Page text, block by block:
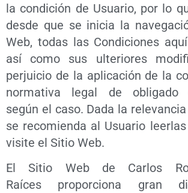
la condición de Usuario, por lo
desde que se inicia la
Web, todas las Condiciones
así como sus ulteriores
perjuicio de la aplicación de la
normativa legal de obligado
según el caso. Dada la
se recomienda al Usuario
visite el Sitio Web.
El Sitio Web de Carlos
Raíces proporciona gran